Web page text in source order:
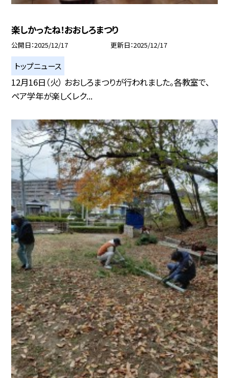
楽しかったね！おおしろまつり
公開日 2025/12/17 更新日 2025/12/17
トップニュース
12月16日（火） おおしろまつりが行われました。各教室で、
ペア学年が楽しくレク...